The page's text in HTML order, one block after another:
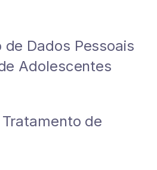
de Dados Pessoais
Adolescentes
Tratamento de